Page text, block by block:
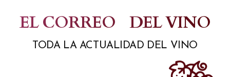
contenido
EL CORREO DEL VINO
TODA LA ACTUALIDAD DEL VINO